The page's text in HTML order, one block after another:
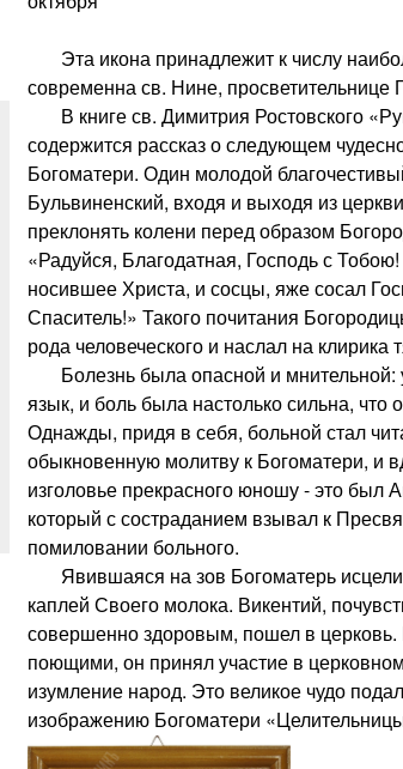
Эта икона принадлежит к числу
современна св. Нине, просветительнице
В книге св. Димитрия Ростовского
содержится рассказ о следующем
Богоматери. Один молодой
Бульвиненский, входя и выходя из
преклонять колени перед образом
«Радуйся, Благодатная, Господь с
носившее Христа, и сосцы, яже сосал
Спаситель!» Такого почитания
рода человеческого и наслал на клирика
Болезнь была опасной и мнительной:
язык, и боль была настолько сильна, что
Однажды, придя в себя, больной стал
обыкновенную молитву к Богоматери, и
изголовье прекрасного юношу - это был
который с состраданием взывал к
помиловании больного.
Явившаяся на зов Богоматерь
каплей Своего молока. Викентий,
совершенно здоровым, пошел в церковь.
поющими, он принял участие в
изумление народ. Это великое чудо
изображению Богоматери